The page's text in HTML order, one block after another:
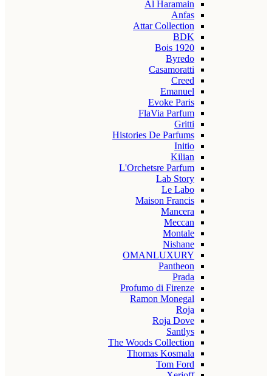
Al Haramain
Anfas
Attar Collection
BDK
Bois 1920
Byredo
Casamoratti
Creed
Emanuel
Evoke Paris
FlaVia Parfum
Gritti
Histories De Parfums
Initio
Kilian
L'Orchetsre Parfum
Lab Story
Le Labo
Maison Francis
Mancera
Meccan
Montale
Nishane
OMANLUXURY
Pantheon
Prada
Profumo di Firenze
Ramon Monegal
Roja
Roja Dove
Santlys
The Woods Collection
Thomas Kosmala
Tom Ford